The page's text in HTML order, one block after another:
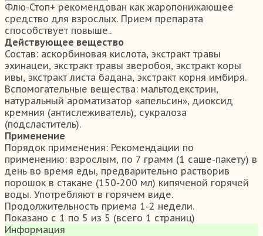
Флю-Стоп+ рекомендован как жаропонижающее
средство для взрослых. Прием препарата
способствует повыше..
Действующее вещество
Состав: аскорбиновая кислота, экстракт травы
эхинацеи, экстракт травы зверобоя, экстракт коры
ивы, экстракт листа бадана, экстракт корня имбиря.
Вспомогательные вещества: мальтодекстрин,
натуральный ароматизатор «апельсин», диоксид
кремния (антислеживатель), сукралоза
(подсластитель).
Применение
Порядок применения: Рекомендации по
применению: взрослым, по 7 грамм (1 саше-пакету) в
день во время еды, предварительно растворив
порошок в стакане (150-200 мл) кипяченой горячей
воды. Употребляют в горячем виде.
Продолжительность приема 1-2 недели.
Показано с 1 по 5 из 5 (всего 1 страниц)
Информация